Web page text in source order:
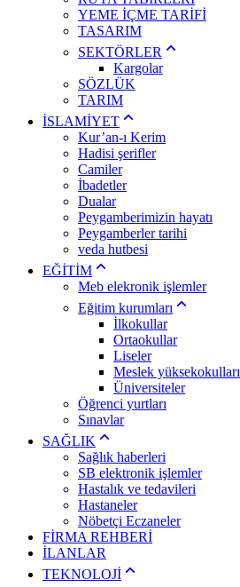
YEME İÇME TARİFİ
TASARIM
SEKTÖRLER
Kargolar
SÖZLÜK
TARIM
İSLAMİYET
Kur’an-ı Kerim
Hadisi şerifler
Camiler
İbadetler
Dualar
Peygamberimizin hayatı
Peygamberler tarihi
veda hutbesi
EĞİTİM
Meb elekronik işlemler
Eğitim kurumları
İlkokullar
Ortaokullar
Liseler
Meslek yüksekokulları
Üniversiteler
Öğrenci yurtları
Sınavlar
SAĞLIK
Sağlık haberleri
SB elektronik işlemler
Hastalık ve tedavileri
Hastaneler
Nöbetçi Eczaneler
FİRMA REHBERİ
İLANLAR
TEKNOLOJİ